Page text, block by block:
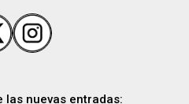
las nuevas entradas: